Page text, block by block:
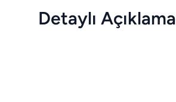
Detaylı Açıklama